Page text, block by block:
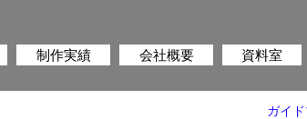
制作実績 会社概要 資料室
ガイド